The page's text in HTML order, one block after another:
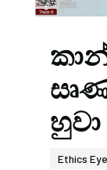
Ethics Eye